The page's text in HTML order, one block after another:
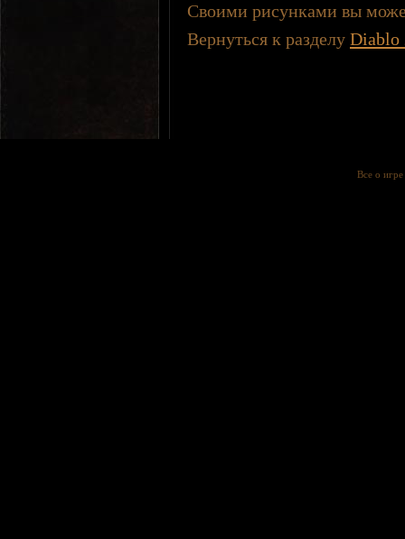
Своими рисунками вы
Вернуться к разделу Diablo
Все о игре